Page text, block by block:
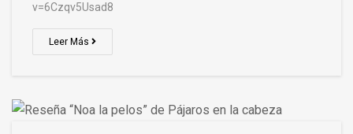
v=6Czqv5Usad8
Leer Más